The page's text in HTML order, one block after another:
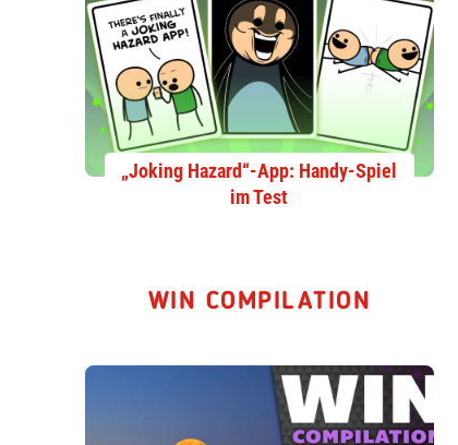
„Joking Hazard“-App: Handy-Spiel
im Test
WIN COMPILATION